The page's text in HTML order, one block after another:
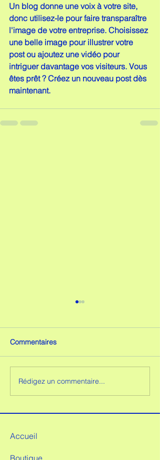
Un blog donne une voix à votre site,
donc utilisez-le pour faire transparaître
l'image de votre entreprise. Choisissez
une belle image pour illustrer votre
post ou ajoutez une vidéo pour
intriguer davantage vos visiteurs. Vous
êtes prêt ? Créez un nouveau post dès
maintenant.
L'HERBORISTE
Commentaires
Rédigez un commentaire...
Accueil